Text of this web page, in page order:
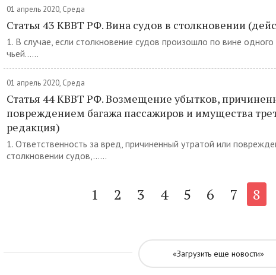
01 апрель 2020, Среда
Статья 43 КВВТ РФ. Вина судов в столкновении
1. В случае, если столкновение судов произошло по вине
чьей......
01 апрель 2020, Среда
Статья 44 КВВТ РФ. Возмещение убытков,
повреждением багажа пассажиров и имущества
редакция)
1. Ответственность за вред, причиненный утратой или
столкновении судов,......
1 2 3 4 5 6 7 8
«Загрузить еще новости»